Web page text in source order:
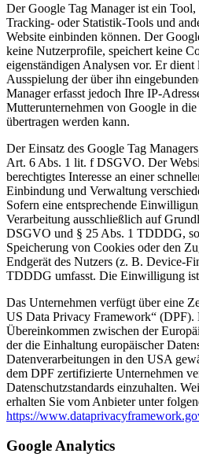
Der Google Tag Manager ist ein
Tracking- oder Statistik-Tools und
Website einbinden können. Der
keine Nutzerprofile, speichert keine
eigenständigen Analysen vor. Er
Ausspielung der über ihn
Manager erfasst jedoch Ihre IP-
Mutterunternehmen von Google in die
übertragen werden kann.
Der Einsatz des Google Tag
Art. 6 Abs. 1 lit. f DSGVO. Der
berechtigtes Interesse an einer
Einbindung und Verwaltung
Sofern eine entsprechende
Verarbeitung ausschließlich auf
DSGVO und § 25 Abs. 1 TDDDG,
Speicherung von Cookies oder den
Endgerät des Nutzers (z. B. Device-
TDDDG umfasst. Die Einwilligung
Das Unternehmen verfügt über eine
US Data Privacy Framework“ (DPF).
Übereinkommen zwischen der
der die Einhaltung europäischer
Datenverarbeitungen in den USA
dem DPF zertifizierte Unternehmen
Datenschutzstandards einzuhalten.
erhalten Sie vom Anbieter unter
https://
Google Analytics